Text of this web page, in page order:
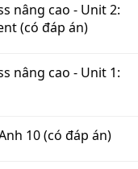
nâng cao - Unit 2:
(có đáp án)
nâng cao - Unit 1:
10 (có đáp án)